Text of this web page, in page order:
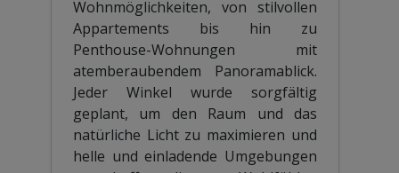
Wohnmöglichkeiten, von stilvollen
Appartements bis hin zu
Penthouse-Wohnungen mit
atemberaubendem Panoramablick.
Jeder Winkel wurde sorgfältig
geplant, um den Raum und das
natürliche Licht zu maximieren und
helle und einladende Umgebungen